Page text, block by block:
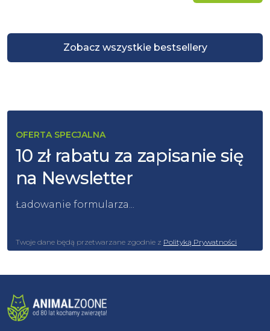
Zobacz wszystkie bestsellery
OFERTA SPECJALNA
10 zł rabatu za zapisanie się
na Newsletter
Ładowanie formularza...
Twoje dane będą przetwarzane zgodnie z Polityką Prywatności